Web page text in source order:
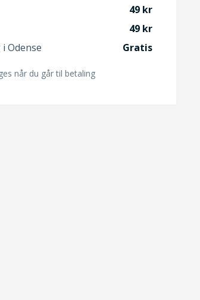
49
49
Odense
Gratis
når du går til betaling